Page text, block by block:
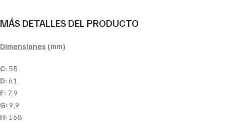
MÁS DETALLES DEL PRODUCTO
Dimensiones (mm)
C: 55
D: 61
F: 7,9
G: 9,9
H: 168